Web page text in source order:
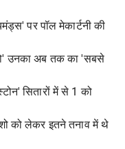
पर पॉल मेकार्टनी की
उनका अब तक का 'सबसे
सितारों में से 1 को
शो को लेकर इतने तनाव में थे